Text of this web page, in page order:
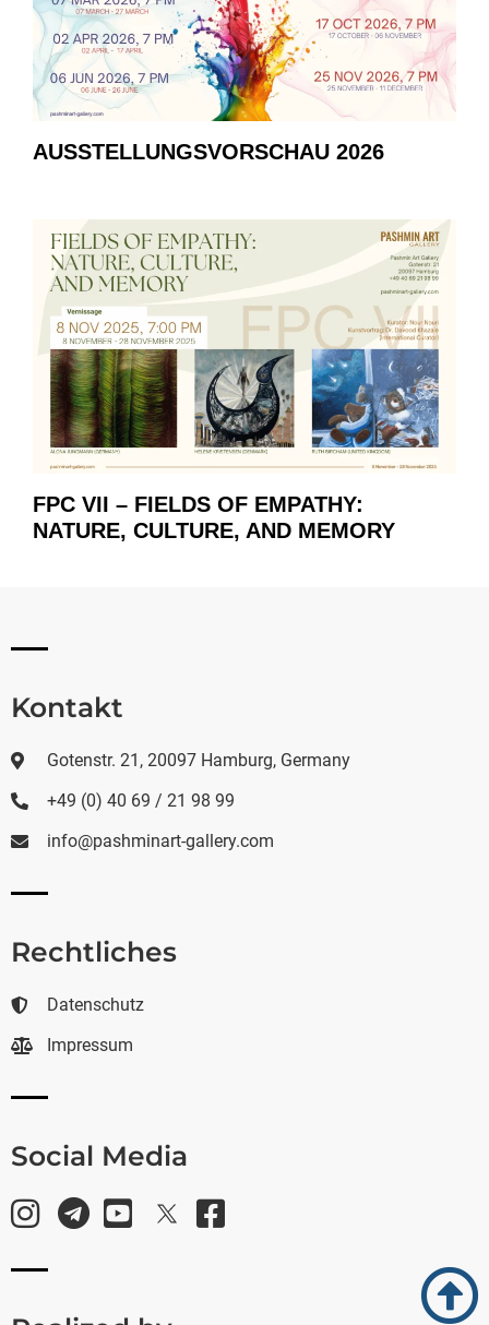
AUSSTELLUNGSVORSCHAU 2026
FPC VII – FIELDS OF EMPATHY:
NATURE, CULTURE, AND MEMORY
Kontakt
Gotenstr. 21, 20097 Hamburg, Germany
+49 (0) 40 69 / 21 98 99
info@pashminart-gallery.com
Rechtliches
Datenschutz
Impressum
Social Media